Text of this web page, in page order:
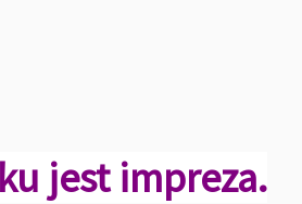
jest impreza.